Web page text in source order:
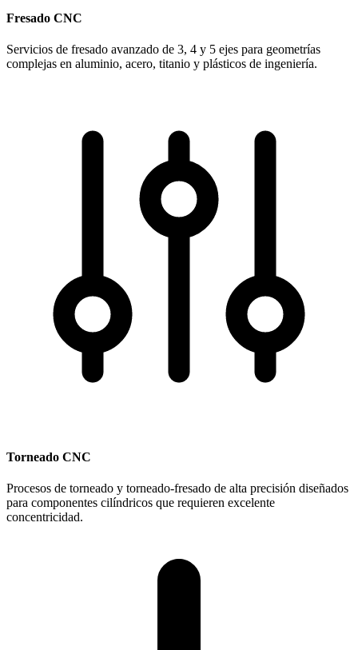
Fresado CNC
Servicios de fresado avanzado de 3, 4 y 5 ejes para geometrías
complejas en aluminio, acero, titanio y plásticos de ingeniería.
Torneado CNC
Procesos de torneado y torneado-fresado de alta precisión diseñados
para componentes cilíndricos que requieren excelente
concentricidad.